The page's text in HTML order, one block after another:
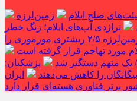
زمین‌لرزه
تراژدی آب‌های ایلام؛ زنگ خطر
زمین‌لرزه ۲/۵ ریشتری مورموری را
یک متهم دستگیر شد
پزشکیان:
بیگانگان را کاهش می‌دهند
ایران